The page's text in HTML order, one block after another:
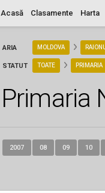
Acasă Clasamente Harta
ARIA
STATUT
MOLDOVA
TOATE PRIMARIA
Primaria
2007 08 09 10